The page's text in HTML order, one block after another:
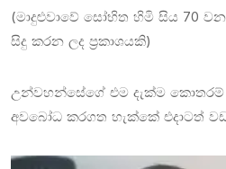
(මාදුළුවාවේ සෝභිත හිමි සිය 70
සිදු කරන ලද ප්‍රකාශයකි)
උන්වහන්සේගේ එම දැක්ම කොතරම්
අවබෝධ කරගත හැක්කේ එදාටත්